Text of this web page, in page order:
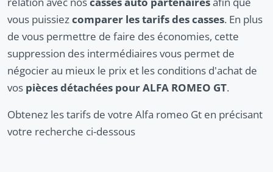
vous puissiezcomparer les tarifs des casses. En plus
de vous permettre de faire des économies, cette
suppression des intermédiaires vous permet de
négocier au mieux le prix et les conditions d'achat de
vos pièces détachées pour ALFA ROMEO GT.
Obtenez les tarifs de votre Alfa romeo Gt en précisant
votre recherche ci-dessous